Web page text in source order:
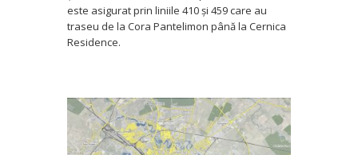
este asigurat prin liniile 410 şi 459 care au
traseu de la Cora Pantelimon până la Cernica
Residence.